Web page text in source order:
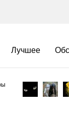
Лучшее